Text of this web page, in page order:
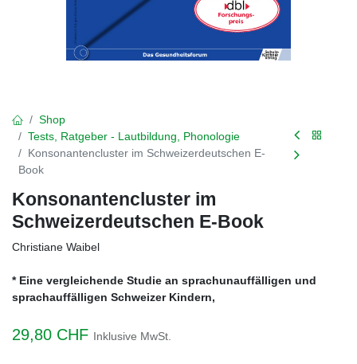
Shop
Tests, Ratgeber - Lautbildung, Phonologie
Konsonantencluster im Schweizerdeutschen E-
Book
Konsonantencluster im
Schweizerdeutschen E-Book
Christiane Waibel
* Eine vergleichende Studie an sprachunauffälligen und
sprachauffälligen Schweizer Kindern,
29,80 CHF Inklusive MwSt.